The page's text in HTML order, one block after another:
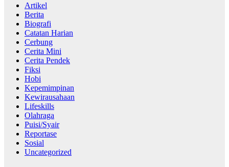
Artikel
Berita
Biografi
Catatan Harian
Cerbung
Cerita Mini
Cerita Pendek
Fiksi
Hobi
Kepemimpinan
Kewirausahaan
Lifeskills
Olahraga
Puisi/Syair
Reportase
Sosial
Uncategorized